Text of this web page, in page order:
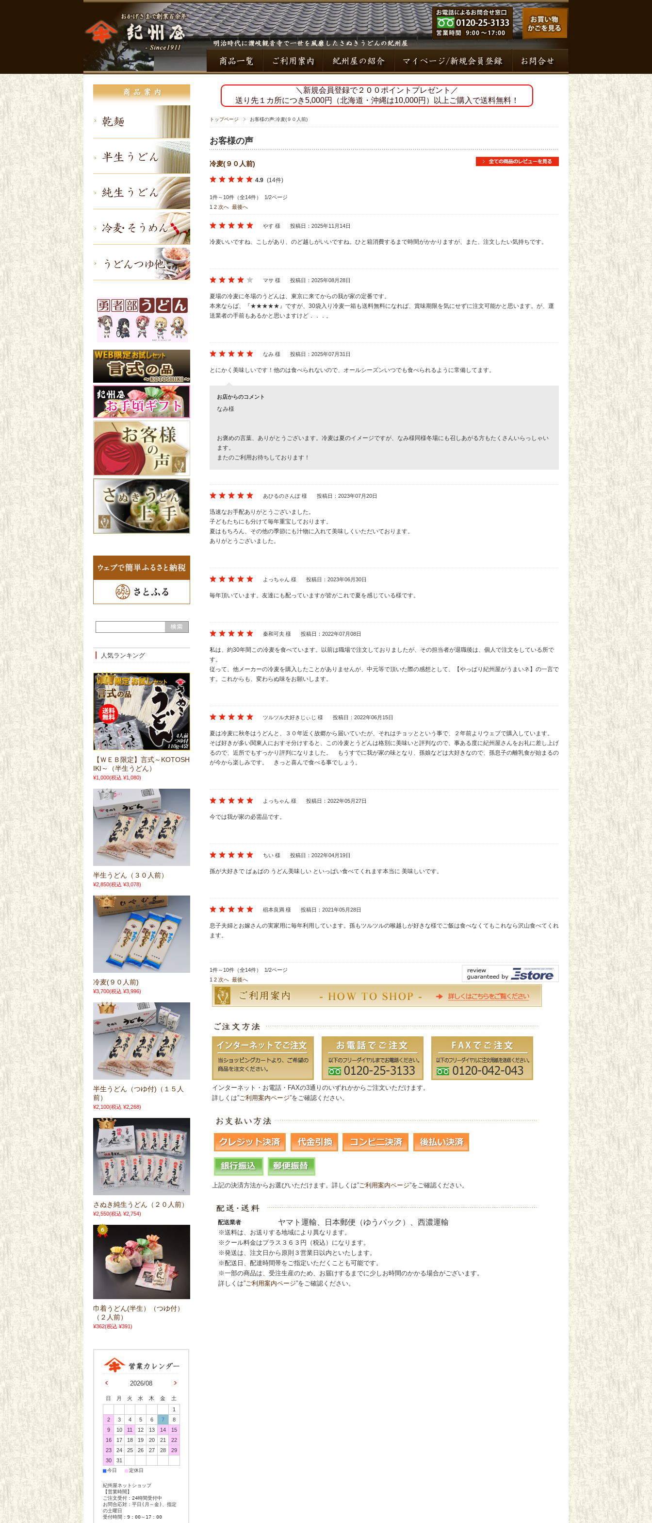
＼新規会員登録で２００ポイントプレゼント／
送り先１カ所につき5,000円（北海道・沖縄は10,000円）以上ご購入で送料無料！
トップページ お客様の声:冷麦(９０人前)
お客様の声
冷麦(９０人前)
4.9 (14件)
1件～10件（全14件） 1/2ページ
1 2 次へ 最後へ
やす 様 投稿日：2025年11月14日
冷麦いいですね、こしがあり、のど越しがいいですね。ひと箱消費するまで時間がかかりますが、また、注文したい気持ちです。
マサ 様 投稿日：2025年08月28日
夏場の冷麦に冬場のうどんは、東京に来てからの我が家の定番です。
本来ならば、『★★★★★』ですが、30袋入り冷麦一箱も送料無料になれば、賞味期限を気にせずに注文可能かと思います。が、運
送業者の手前もあるかと思いますけど．．．。
なみ 様 投稿日：2025年07月31日
とにかく美味しいです！他のは食べられないので、オールシーズンいつでも食べられるように常備してます。
お店からのコメント
なみ様
お褒めの言葉、ありがとうございます。冷麦は夏のイメージですが、なみ様同様冬場にも召しあがる方もたくさんいらっしゃい
ます。
またのご利用お待ちしております！
あひるのさんぽ 様 投稿日：2023年07月20日
迅速なお手配ありがとうございました。
子どもたちにも分けて毎年重宝しております。
夏はもちろん、その他の季節にも汁物に入れて美味しくいただいております。
ありがとうございました。
よっちゃん 様 投稿日：2023年06月30日
毎年頂いています。友達にも配っていますが皆がこれで夏を感じている様です。
秦和可夫 様 投稿日：2022年07月08日
私は、約30年間この冷麦を食べています。以前は職場で注文しておりましたが、その担当者が退職後は、個人で注文をしている所で
す。
従って、他メーカーの冷麦を購入したことがありませんが、中元等で頂いた際の感想として、【やっぱり紀州屋がうまいネ】の一言で
す。これからも、変わらぬ味をお願いします。
ツルツル大好きじぃじ 様 投稿日：2022年06月15日
夏は冷麦に秋冬はうどんと、３０年近く故郷から届いていたが、それはチョッとという事で、２年前よりウェブで購入しています。
そば好きが多い関東人におすそ分けすると、この冷麦とうどんは格別に美味いと評判なので、事ある度に紀州屋さんをお礼に差し上げ
るので、近所でもすっかり評判になりました。 もうすでに我が家の味となり、孫娘などは大好きなので、孫息子の離乳食が始まるの
が今から楽しみです。 きっと喜んで食べる事でしょう。
よっちゃん 様 投稿日：2022年05月27日
今では我が家の必需品です。
ちい 様 投稿日：2022年04月19日
孫が大好きで ばぁばの うどん美味しい といっぱい食べてくれます本当に 美味しいです。
椙本良満 様 投稿日：2021年05月28日
息子夫婦とお嫁さんの実家用に毎年利用しています。孫もツルツルの喉越しが好きな様でご飯は食べなくてもこれなら沢山食べてくれ
ます。
1件～10件（全14件） 1/2ページ
1 2 次へ 最後へ
インターネット・お電話・FAXの3通りのいずれかからご注文いただけます。
詳しくは”ご利用案内ページ”をご確認ください。
上記の決済方法からお選びいただけます。詳しくは” ご利用案内ページ”をご確認ください。
配送業者 ヤマト運輸、日本郵便（ゆうパック）、西濃運輸
※送料は、お送りする地域により異なります。
※クール料金はプラス３６３円（税込）になります。
※発送は、注文日から原則３営業日以内といたします。
※配送日、配達時間帯をご指定いただくことも可能です。
※一部の商品は、受注生産のため、お届けするまでに少しお時間のかかる場合がございます。
詳しくは” ご利用案内ページ”をご確認ください。
人気ランキング
【ＷＥＢ限定】言式～KOTOSH
IKI～（半生うどん）
¥1,000(税込 ¥1,080)
半生うどん（３０人前）
¥2,850(税込 ¥3,078)
冷麦(９０人前)
¥3,700(税込 ¥3,996)
半生うどん（つゆ付)（１５人
前）
¥2,100(税込 ¥2,268)
さぬき純生うどん（２０人前）
¥2,550(税込 ¥2,754)
巾着うどん(半生）（つゆ付）
（２人前）
¥362(税込 ¥391)
2026/08
日 月 火 水 木 金
土
1
2
3 4 5 6 7
8
9
10 11 12 13 14
15
16
17 18 19 20 21
22
23
24 25 26 27 28
29
30
31
■今日 ■定休日
紀州屋ネットショップ
【営業時間】
ご注文受付：24時間受付中
お問合応対：平日(月～金)、指定
の土曜日
受付時間：9：00～17：00